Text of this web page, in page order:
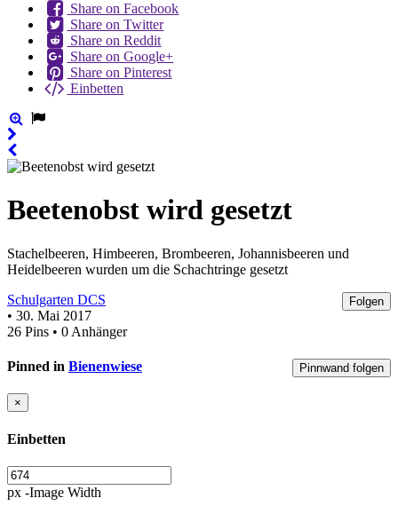
Share on Facebook
Share on Twitter
Share on Reddit
Share on Google+
Share on Pinterest
Einbetten
Beetenobst wird gesetzt
Stachelbeeren, Himbeeren, Brombeeren, Johannisbeeren und
Heidelbeeren wurden um die Schachtringe gesetzt
Folgen
Schulgarten DCS
• 30. Mai 2017
26 Pins • 0 Anhänger
Pinnwand folgen
Pinned in Bienenwiese
×
Einbetten
px -Image Width